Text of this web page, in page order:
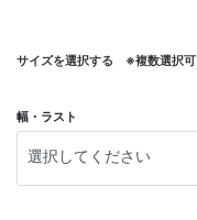
サイズを選択する ※複数選択可
幅・ラスト